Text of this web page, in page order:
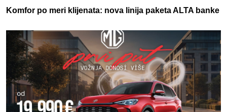
Komfor po meri klijenata: nova linija paketa ALTA banke